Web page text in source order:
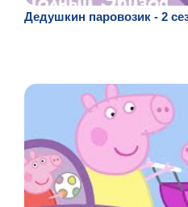
Дедушкин паровозик - 2